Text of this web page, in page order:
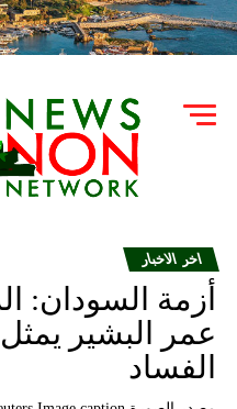
اخر الاخبار
أزمة السودان:
عمر البشير
الفساد